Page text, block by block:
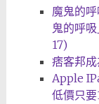
魔鬼的
鬼的呼
17)
痞客邦
Apple
低價只